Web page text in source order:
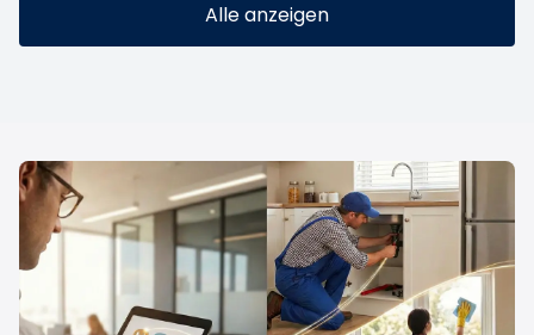
Alle anzeigen